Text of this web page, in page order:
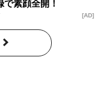
で素顔全開！
AD